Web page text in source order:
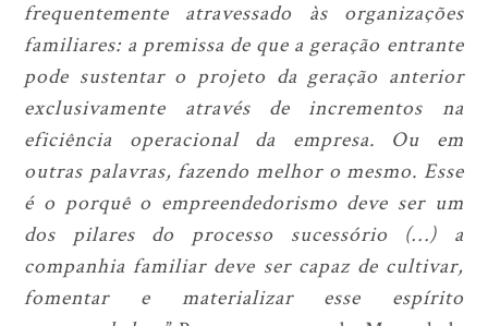
frequentemente atravessado às organizações
familiares: a premissa de que a geração entrante
pode sustentar o projeto da geração anterior
exclusivamente através de incrementos na
eficiência operacional da empresa. Ou em
outras palavras, fazendo melhor o mesmo. Esse
é o porquê o empreendedorismo deve ser um
dos pilares do processo sucessório (…) a
companhia familiar deve ser capaz de cultivar,
fomentar e materializar esse espírito